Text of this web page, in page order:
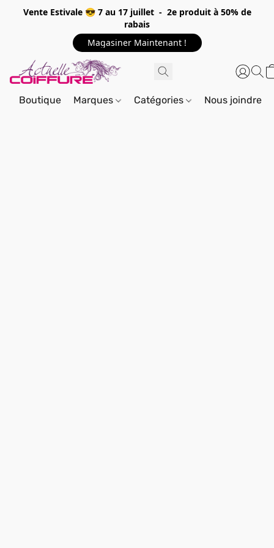
Vente Estivale 😎 7 au 17 juillet - 2e produit à 50% de
rabais
Magasiner Maintenant !
Boutique Marques Catégories Nous joindre